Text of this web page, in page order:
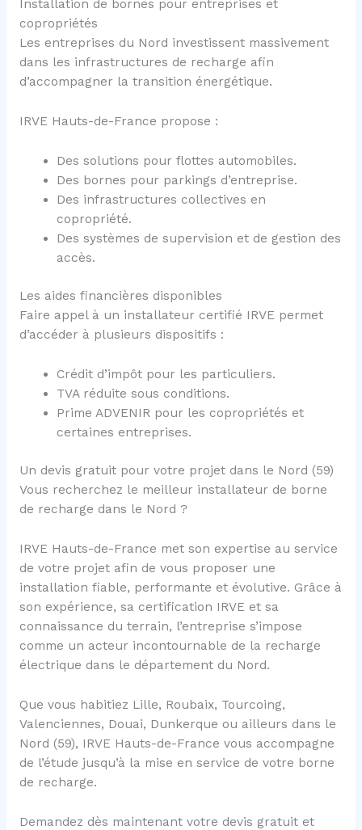
Installation de bornes pour entreprises et
copropriétés
Les entreprises du Nord investissent massivement
dans les infrastructures de recharge afin
d’accompagner la transition énergétique.
IRVE Hauts-de-France propose :
Des solutions pour flottes automobiles.
Des bornes pour parkings d’entreprise.
Des infrastructures collectives en
copropriété.
Des systèmes de supervision et de gestion des
accès.
Les aides financières disponibles
Faire appel à un installateur certifié IRVE permet
d’accéder à plusieurs dispositifs :
Crédit d’impôt pour les particuliers.
TVA réduite sous conditions.
Prime ADVENIR pour les copropriétés et
certaines entreprises.
Un devis gratuit pour votre projet dans le Nord (59)
Vous recherchez le meilleur installateur de borne
de recharge dans le Nord ?
IRVE Hauts-de-France met son expertise au service
de votre projet afin de vous proposer une
installation fiable, performante et évolutive. Grâce à
son expérience, sa certification IRVE et sa
connaissance du terrain, l’entreprise s’impose
comme un acteur incontournable de la recharge
électrique dans le département du Nord.
Que vous habitiez Lille, Roubaix, Tourcoing,
Valenciennes, Douai, Dunkerque ou ailleurs dans le
Nord (59), IRVE Hauts-de-France vous accompagne
de l’étude jusqu’à la mise en service de votre borne
de recharge.
Demandez dès maintenant votre devis gratuit et